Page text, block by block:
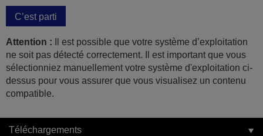
C’est parti
Attention : Il est possible que votre système d’exploitation
ne soit pas détecté correctement. Il est important que vous
sélectionniez manuellement votre système d'exploitation ci-
dessus pour vous assurer que vous visualisez un contenu
compatible.
Téléchargements